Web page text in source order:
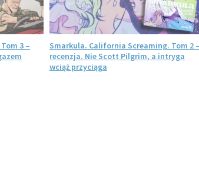
3 –
Smarkula. California Screaming. Tom 2 –
recenzja. Nie Scott Pilgrim, a intryga
wciąż przyciąga